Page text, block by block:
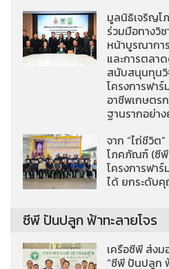
มูลนิธิเจริญโ
ร่วมมือทางวิ
หน้าบูรณากา
และการตลา
สนับสนุนทุนวิ
โครงการฟา
อาชีพเกษตร
ฐานรากอย่า
จาก “ไถ่ชีวิต
โภคภัณฑ์ (ซีพี
โครงการฟา
ได้ ยกระดับ
ซีพี ปันปลูก ฟ้าทะลายโจร
เครือซีพี ส่งม
“ซีพี ปันปลูก